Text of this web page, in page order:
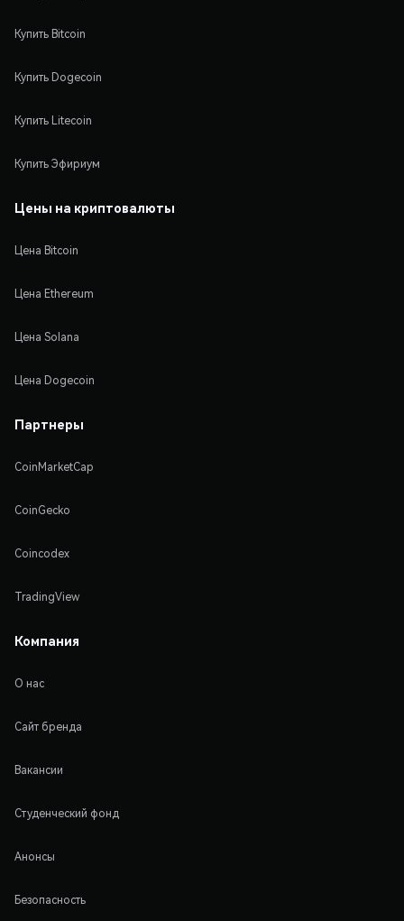
Купить Bitcoin
Купить Dogecoin
Купить Litecoin
Купить Эфириум
Цены на криптовалюты
Цена Bitcoin
Цена Ethereum
Цена Solana
Цена Dogecoin
Партнеры
CoinMarketCap
CoinGecko
Coincodex
TradingView
Компания
О нас
Сайт бренда
Вакансии
Студенческий фонд
Анонсы
Безопасность